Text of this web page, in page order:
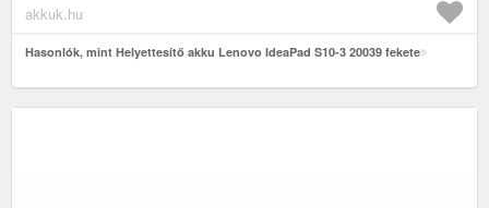
akkuk.hu
Hasonlók, mint Helyettesítő akku Lenovo IdeaPad S10-3 20039 fekete